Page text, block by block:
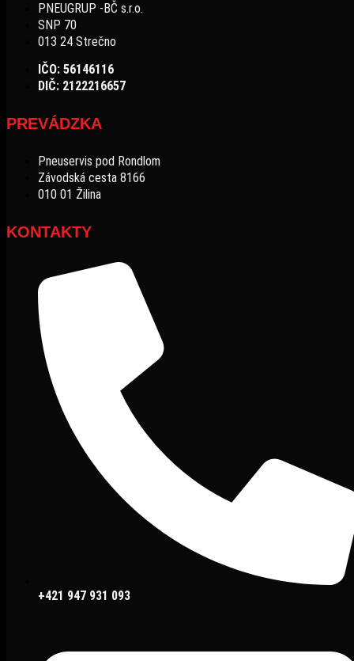
PNEUGRUP -BČ s.r.o.
SNP 70
013 24 Strečno
IČO: 56146116
DIČ: 2122216657
PREVÁDZKA
Pneuservis pod Rondlom
Závodská cesta 8166
010 01 Žilina
KONTAKTY
+421 947 931 093